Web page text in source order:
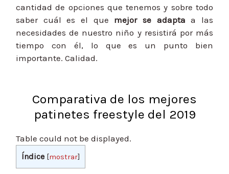
cantidad de opciones que tenemos y sobre todo
saber cuál es el que mejor se adapta a las
necesidades de nuestro niño y resistirá por más
tiempo con él, lo que es un punto bien
importante. Calidad.
Comparativa de los mejores
patinetes freestyle del 2019
Table could not be displayed.
Índice [mostrar]